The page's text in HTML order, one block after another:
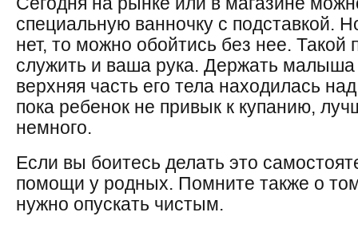
специальную ванночку с подставкой.
нет, то можно обойтись без нее. Такой
служить и ваша рука. Держать малыша
верхняя часть его тела находилась
пока ребенок не привык к купанию,
немного.
Если вы боитесь делать это
помощи у родных. Помните также о
нужно опускать чистым.